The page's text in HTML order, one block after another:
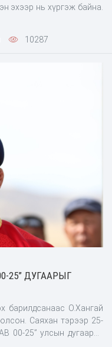
эхээр нь хүргэж байна.
10287
25” ДУГААРЫГ
барилдсанаас О.Хангай
Саяхан тэрээр 25-
00-25” улсын дугаарыг